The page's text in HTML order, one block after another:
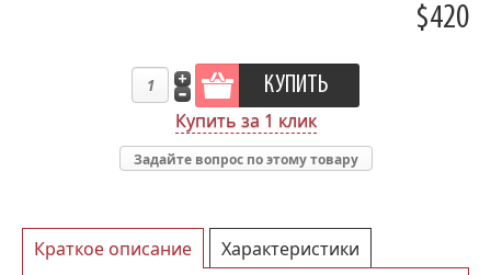
$420
Купить за 1 клик
Задайте вопрос по этому товару
Краткое описание
Характеристики